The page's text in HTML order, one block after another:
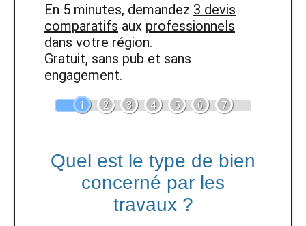
En 5 minutes, demandez 3 devis
comparatifs aux professionnels
dans votre région.
Gratuit, sans pub et sans
engagement.
1 2 3 4 5 6 7
Quel est le type de bien
concerné par les
travaux ?